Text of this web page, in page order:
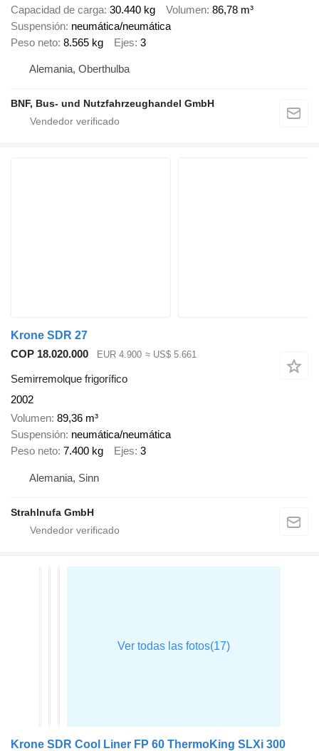
Capacidad de carga 30.440 kg Volumen 86,78 m³
Suspensión neumática/neumática
Peso neto 8.565 kg Ejes 3
Alemania, Oberthulba
BNF, Bus- und Nutzfahrzeughandel GmbH
Krone SDR 27
COP 18.020.000
EUR 4.900 ≈ US$ 5.661
Semirremolque frigorífico
2002
Volumen 89,36 m³
Suspensión neumática/neumática
Peso neto 7.400 kg Ejes 3
Alemania, Sinn
Strahlnufa GmbH
Krone SDR Cool Liner FP 60 ThermoKing SLXi 300